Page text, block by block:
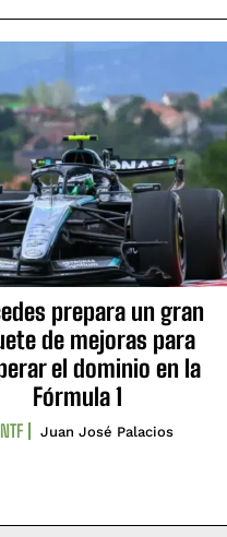
prepara un gran
de mejoras para
el dominio en la
Fórmula 1
Juan José Palacios